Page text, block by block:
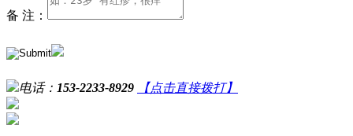
备 注：
电话： 153-2233-8929 【点击直接拨打】